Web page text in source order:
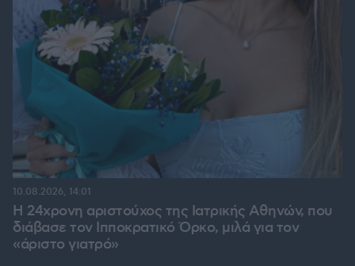
Η 24χρονη αριστούχος της Ιατρικής Αθηνών, που
διάβασε τον Ιπποκρατικό Όρκο, μιλά για τον
«άριστο γιατρό»
10.08.2026, 14:01